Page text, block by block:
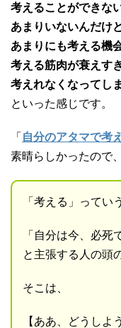
考えることができな
あまりいないんだけど
あまりにも考える機
考える筋肉が衰えす
考えれなくなってし
といった感じです。
「 自分のアタマで考
素晴らしかったので
「考える」ってい
「自分は今、必死
と主張する人の頭
そこは、
【ああ、どうしよ